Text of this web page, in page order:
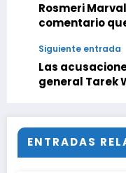
Rosmeri
comentario
Siguiente entrada
Las
general Tarek
ENTRADAS